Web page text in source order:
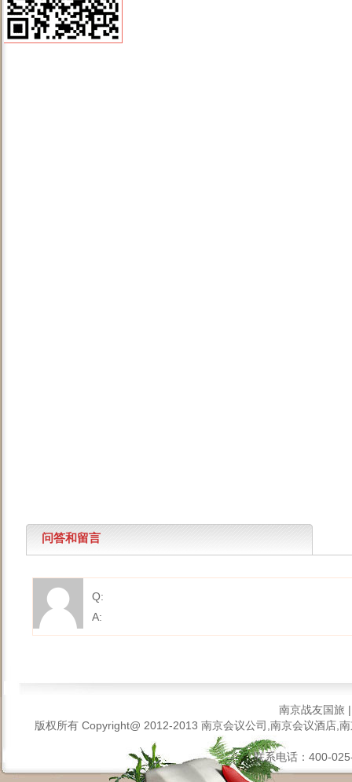
问答和留言
Q:
A:
南京战友国旅
版权所有 Copyright@ 2012-2013 南京会议公司,南京会议酒店,
联系电话：400-